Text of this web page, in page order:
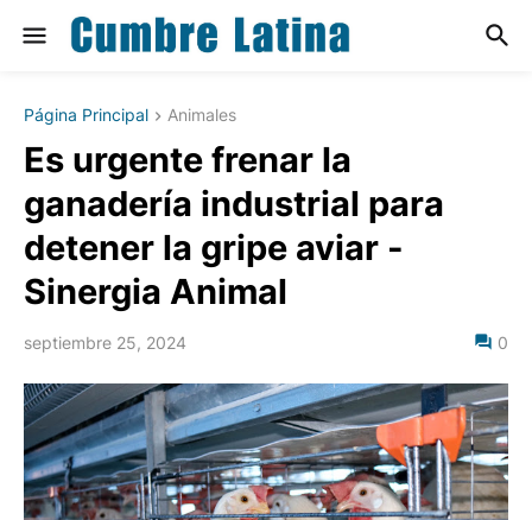
Página Principal Animales
Es urgente frenar la
ganadería industrial para
detener la gripe aviar -
Sinergia Animal
septiembre 25, 2024 0